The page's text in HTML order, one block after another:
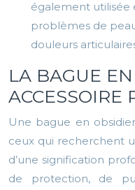
également utilisée
problèmes de
douleurs
LA BAGUE
ACCESSOIRE
Une bague en
ceux qui recherchent
d’une signification
de protection, de